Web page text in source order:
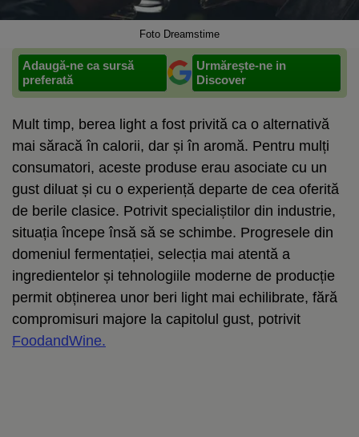
Foto Dreamstime
Adaugă-ne ca sursă
preferată
Urmărește-ne in
Discover
Mult timp, berea light a fost privită ca o alternativă
mai săracă în calorii, dar și în aromă. Pentru mulți
consumatori, aceste produse erau asociate cu un
gust diluat și cu o experiență departe de cea oferită
de berile clasice. Potrivit specialiștilor din industrie,
situația începe însă să se schimbe. Progresele din
domeniul fermentației, selecția mai atentă a
ingredientelor și tehnologiile moderne de producție
permit obținerea unor beri light mai echilibrate, fără
compromisuri majore la capitolul gust, potrivit
FoodandWine.